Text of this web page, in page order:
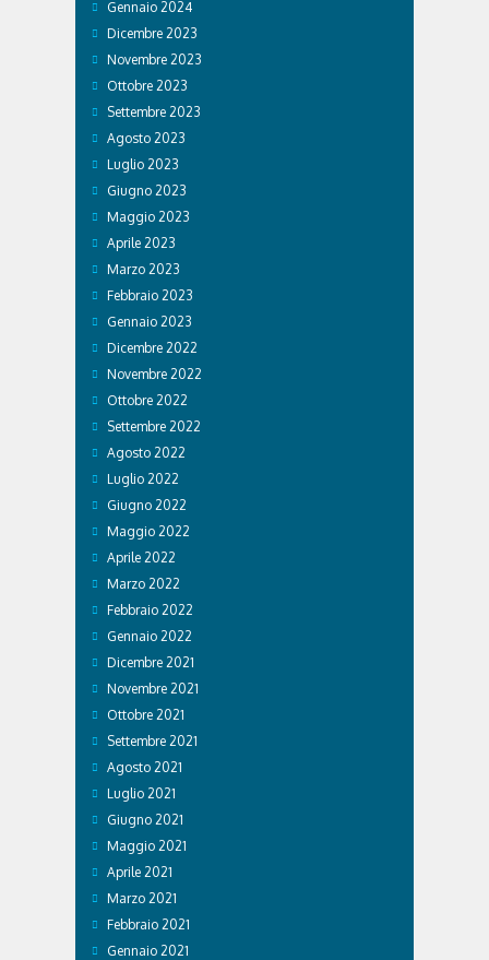
Gennaio 2024
Dicembre 2023
Novembre 2023
Ottobre 2023
Settembre 2023
Agosto 2023
Luglio 2023
Giugno 2023
Maggio 2023
Aprile 2023
Marzo 2023
Febbraio 2023
Gennaio 2023
Dicembre 2022
Novembre 2022
Ottobre 2022
Settembre 2022
Agosto 2022
Luglio 2022
Giugno 2022
Maggio 2022
Aprile 2022
Marzo 2022
Febbraio 2022
Gennaio 2022
Dicembre 2021
Novembre 2021
Ottobre 2021
Settembre 2021
Agosto 2021
Luglio 2021
Giugno 2021
Maggio 2021
Aprile 2021
Marzo 2021
Febbraio 2021
Gennaio 2021